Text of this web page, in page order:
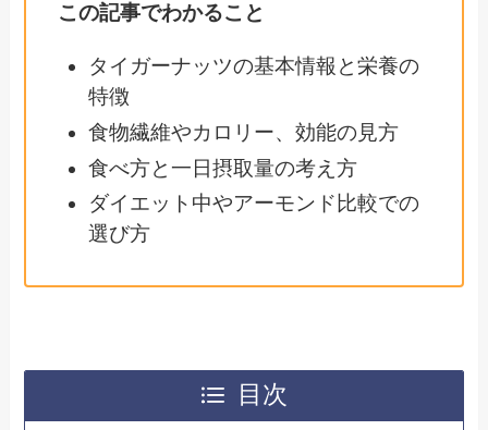
この記事でわかること
タイガーナッツの基本情報と栄養の
特徴
食物繊維やカロリー、効能の見方
食べ方と一日摂取量の考え方
ダイエット中やアーモンド比較での
選び方
目次